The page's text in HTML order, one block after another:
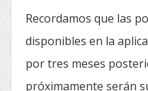
Recordamos que las
disponibles en la
por tres meses
próximamente serán